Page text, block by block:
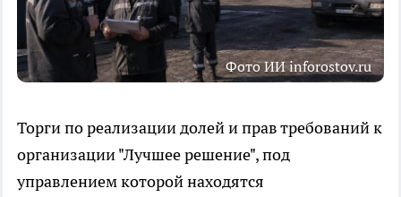
Фото ИИ inforostov.ru
Торги по реализации долей и прав требований к
организации "Лучшее решение", под
управлением которой находятся